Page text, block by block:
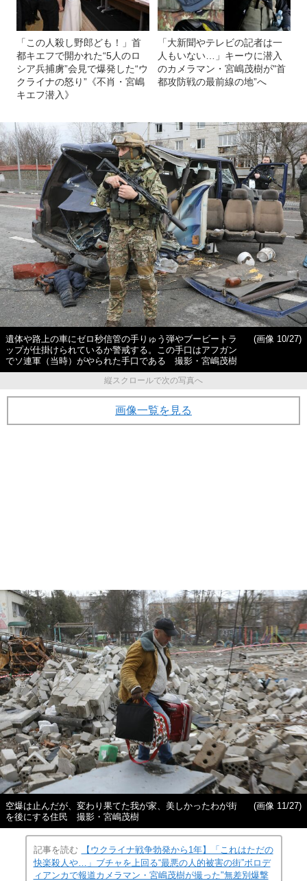
「この人殺し野郎ども！」首
都キエフで開かれた“5人のロ
シア兵捕虜”会見で爆発した“ウ
クライナの怒り”《不肖・宮嶋
キエフ潜入》
「大新聞やテレビの記者は一
人もいない…」キーウに潜入
のカメラマン・宮嶋茂樹が"首
都攻防戦の最前線の地”へ
遺体や路上の車にゼロ秒信管の手りゅう弾やブービートラ
ップが仕掛けられているか警戒する。この手口はアフガン
でソ連軍（当時）がやられた手口である 撮影・宮嶋茂樹
(画像 10/27)
縦スクロールで次の写真へ
画像一覧を見る
空爆は止んだが、変わり果てた我が家、美しかったわが街
を後にする住民 撮影・宮嶋茂樹
(画像 11/27)
記事を読む
【ウクライナ戦争勃発から1年】「これはただの
快楽殺人や…」ブチャを上回る“最悪の人的被害の街”ボロデ
ィアンカで報道カメラマン・宮嶋茂樹が撮った"無差別爆撃